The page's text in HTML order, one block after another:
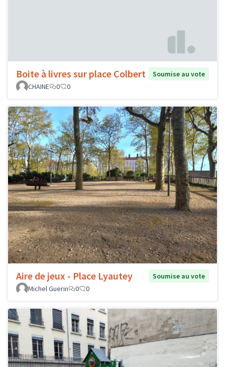
Boite à livres sur place Colbert
Soumise au vote
CHAINE
0 0
Aire de jeux - Place Lyautey
Soumise au vote
Michel Guerin
0 0